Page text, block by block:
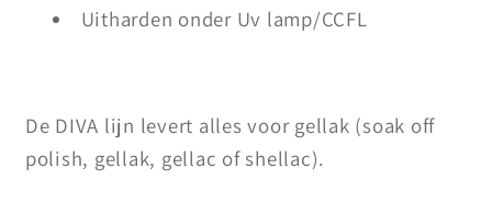
Uitharden onder Uv lamp/CCFL
De DIVA lijn levert alles voor gellak (soak off
polish, gellak, gellac of shellac).